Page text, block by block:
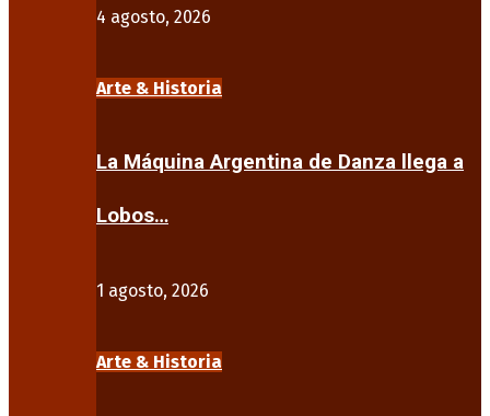
4 agosto, 2026
Arte & Historia
La Máquina Argentina de Danza llega a
Lobos…
1 agosto, 2026
Arte & Historia